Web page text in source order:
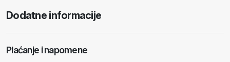
Dodatne informacije
Plaćanje i napomene